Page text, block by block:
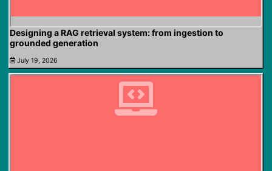
Designing a RAG retrieval system: from ingestion to
grounded generation
July 19, 2026